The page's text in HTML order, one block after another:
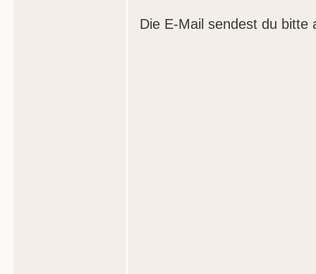
Die E-Mail sendest du bitte